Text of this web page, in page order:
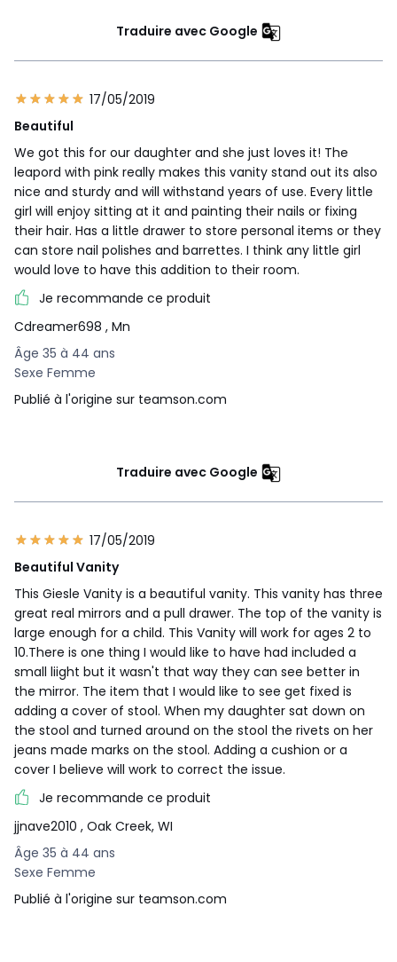
Traduire avec Google
17/05/2019
Beautiful
We got this for our daughter and she just loves it! The
leapord with pink really makes this vanity stand out its also
nice and sturdy and will withstand years of use. Every little
girl will enjoy sitting at it and painting their nails or fixing
their hair. Has a little drawer to store personal items or they
can store nail polishes and barrettes. I think any little girl
would love to have this addition to their room.
Je recommande ce produit
Cdreamer698 , Mn
Âge 35 à 44 ans
Sexe Femme
Publié à l'origine sur teamson.com
Traduire avec Google
17/05/2019
Beautiful Vanity
This Giesle Vanity is a beautiful vanity. This vanity has three
great real mirrors and a pull drawer. The top of the vanity is
large enough for a child. This Vanity will work for ages 2 to
10.There is one thing I would like to have had included a
small liight but it wasn't that way they can see better in
the mirror. The item that I would like to see get fixed is
adding a cover of stool. When my daughter sat down on
the stool and turned around on the stool the rivets on her
jeans made marks on the stool. Adding a cushion or a
cover I believe will work to correct the issue.
Je recommande ce produit
jjnave2010 , Oak Creek, WI
Âge 35 à 44 ans
Sexe Femme
Publié à l'origine sur teamson.com